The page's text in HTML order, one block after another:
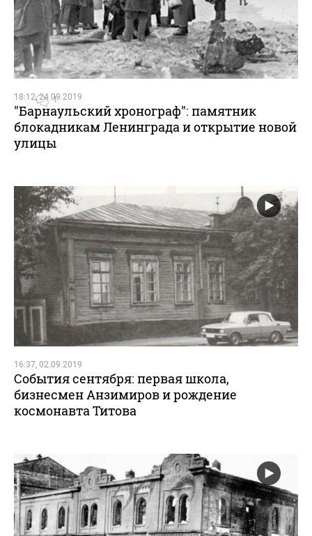
18:12, 24.09.2019
1
"Барнаульский хронограф": памятник
блокадникам Ленинграда и открытие новой
улицы
16:37, 02.09.2019
События сентября: первая школа,
бизнесмен Анзимиров и рождение
космонавта Титова